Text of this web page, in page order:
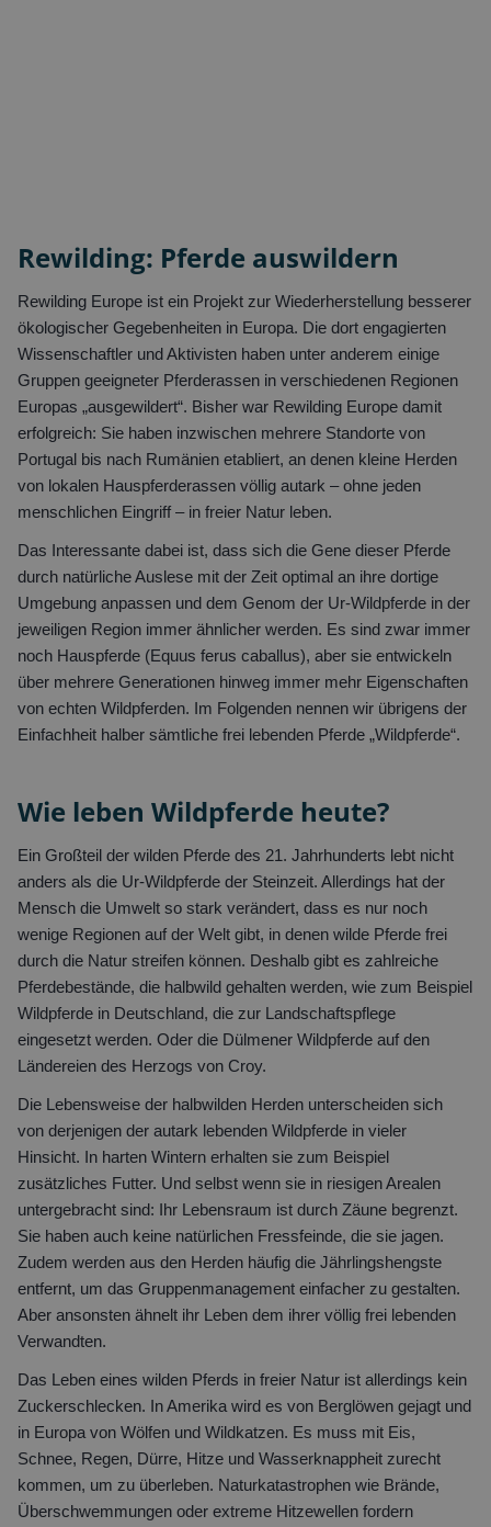
Rewilding: Pferde auswildern
Rewilding Europe ist ein Projekt zur Wiederherstellung besserer
ökologischer Gegebenheiten in Europa. Die dort engagierten
Wissenschaftler und Aktivisten haben unter anderem einige
Gruppen geeigneter Pferderassen in verschiedenen Regionen
Europas „ausgewildert“. Bisher war Rewilding Europe damit
erfolgreich: Sie haben inzwischen mehrere Standorte von
Portugal bis nach Rumänien etabliert, an denen kleine Herden
von lokalen Hauspferderassen völlig autark – ohne jeden
menschlichen Eingriff – in freier Natur leben.
Das Interessante dabei ist, dass sich die Gene dieser Pferde
durch natürliche Auslese mit der Zeit optimal an ihre dortige
Umgebung anpassen und dem Genom der Ur-Wildpferde in der
jeweiligen Region immer ähnlicher werden. Es sind zwar immer
noch Hauspferde (Equus ferus caballus), aber sie entwickeln
über mehrere Generationen hinweg immer mehr Eigenschaften
von echten Wildpferden. Im Folgenden nennen wir übrigens der
Einfachheit halber sämtliche frei lebenden Pferde „Wildpferde“.
Wie leben Wildpferde heute?
Ein Großteil der wilden Pferde des 21. Jahrhunderts lebt nicht
anders als die Ur-Wildpferde der Steinzeit. Allerdings hat der
Mensch die Umwelt so stark verändert, dass es nur noch
wenige Regionen auf der Welt gibt, in denen wilde Pferde frei
durch die Natur streifen können. Deshalb gibt es zahlreiche
Pferdebestände, die halbwild gehalten werden, wie zum Beispiel
Wildpferde in Deutschland, die zur Landschaftspflege
eingesetzt werden. Oder die Dülmener Wildpferde auf den
Ländereien des Herzogs von Croy.
Die Lebensweise der halbwilden Herden unterscheiden sich
von derjenigen der autark lebenden Wildpferde in vieler
Hinsicht. In harten Wintern erhalten sie zum Beispiel
zusätzliches Futter. Und selbst wenn sie in riesigen Arealen
untergebracht sind: Ihr Lebensraum ist durch Zäune begrenzt.
Sie haben auch keine natürlichen Fressfeinde, die sie jagen.
Zudem werden aus den Herden häufig die Jährlingshengste
entfernt, um das Gruppenmanagement einfacher zu gestalten.
Aber ansonsten ähnelt ihr Leben dem ihrer völlig frei lebenden
Verwandten.
Das Leben eines wilden Pferds in freier Natur ist allerdings kein
Zuckerschlecken. In Amerika wird es von Berglöwen gejagt und
in Europa von Wölfen und Wildkatzen. Es muss mit Eis,
Schnee, Regen, Dürre, Hitze und Wasserknappheit zurecht
kommen, um zu überleben. Naturkatastrophen wie Brände,
Überschwemmungen oder extreme Hitzewellen fordern